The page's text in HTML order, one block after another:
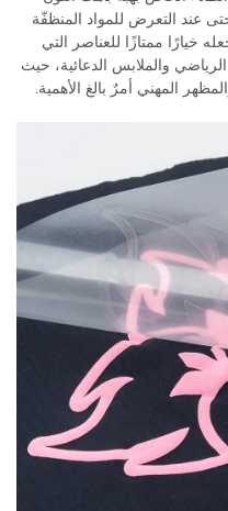
عند التعرض للمواد المنظفّة
خيارًا ممتازًا للعناصر التي
والملابس الدعائية، حيث
المهني أمرٌ بالغ الأهمية.